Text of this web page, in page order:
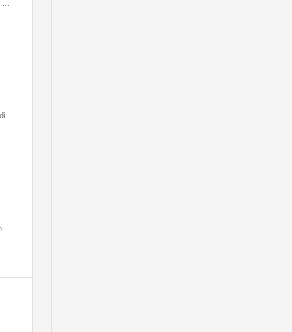
Binnen de functie van calculator ben je onder meer bezig met het uitbrengen van offertes voor aanbestedingen en bouwteamwerken. Ook verzorg je nacalculaties en stel je kostprijsbegrotingen vast. Het verwerken van meer -en minderwerk behoort ook tot de taken evenals andere calculatiewerkzaamheden aan de hand van bestek, tekeningen, schetsontwerpen en andere gegevens. Vanuit deze functie heb je ook de mogelijkheid om door te groeien naar een rol als senior calculator.
In de functie van werkvoorbereider werk je zelfstandig aan de voorbereiding en begeleiding van de aan jou toegewezen nieuwbouwprojecten van begin tot eind. Tot jouw taken behoren onder andere:Het controleren van gegevens op technische uitvoerbaarheid, regelgeving en wettelijke normen;Het opstellen en bewaken van voorbereidings- en inkoopschema’s; Het bijhouden van het meer- en minderwerk;Onderhouden van contacten met de onderaannemers en regelen van de gehele documentenstroom; Verantwoordelijkheid over de gehele technische werkvoorbereiding.